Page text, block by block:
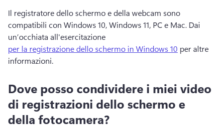
Il registratore dello schermo e della webcam sono
compatibili con Windows 10, Windows 11, PC e Mac. Dai
un’occhiata all'esercitazione
per la registrazione dello schermo in Windows 10 per altre
informazioni.
Dove posso condividere i miei video
di registrazioni dello schermo e
della fotocamera?